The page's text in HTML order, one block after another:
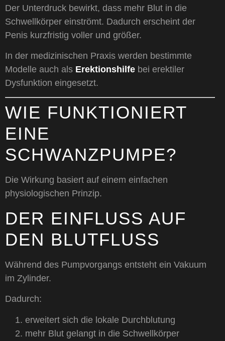
Der Unterdruck bewirkt, dass mehr Blut in die
Schwellkörper einströmt. Dadurch erscheint der
Penis kurzfristig voller und größer.
In der medizinischen Praxis werden bestimmte
Modelle auch als Erektionshilfe bei erektiler
Dysfunktion eingesetzt.
WIE FUNKTIONIERT
EINE
SCHWANZPUMPE?
Die Wirkung basiert auf einem einfachen
physiologischen Prinzip.
DER EINFLUSS AUF
DEN BLUTFLUSS
Während des Pumpvorgangs entsteht ein Vakuum
im Zylinder.
Dadurch:
erweitert sich die lokale Durchblutung
mehr Blut gelangt in die Schwellkörper